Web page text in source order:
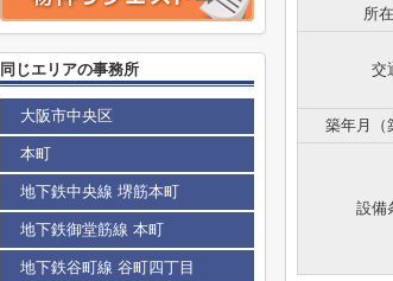
所
交
築年月（
設備
同じエリアの事務所
大阪市中央区
本町
地下鉄中央線 堺筋本町
地下鉄御堂筋線 本町
地下鉄谷町線 谷町四丁目